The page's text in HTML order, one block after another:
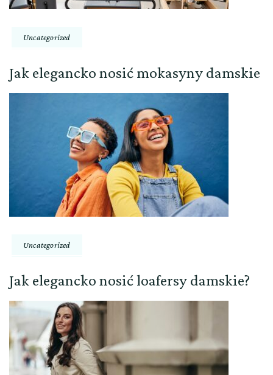
Uncategorized
Jak elegancko nosić mokasyny damskie
Uncategorized
Jak elegancko nosić loafersy damskie?